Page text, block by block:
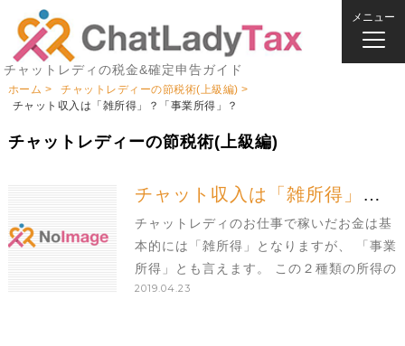
チャットレディの税金&確定申告ガイド
メニュー
ホーム
チャットレディーの節税術(上級編)
チャット収入は「雑所得」？「事業所得」？
チャットレディーの節税術(上級編)
チャット収入は「雑所得」？「事業所得」？
チャットレディのお仕事で稼いだお金は基
本的には「雑所得」となりますが、 「事業
所得」とも言えます。 この２種類の所得の
明確な分け方が結構あいまいな部分があり
2019.04.23